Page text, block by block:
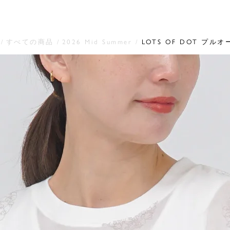
すべての商品 2026 Mid Summer LOTS OF DOT プルオ